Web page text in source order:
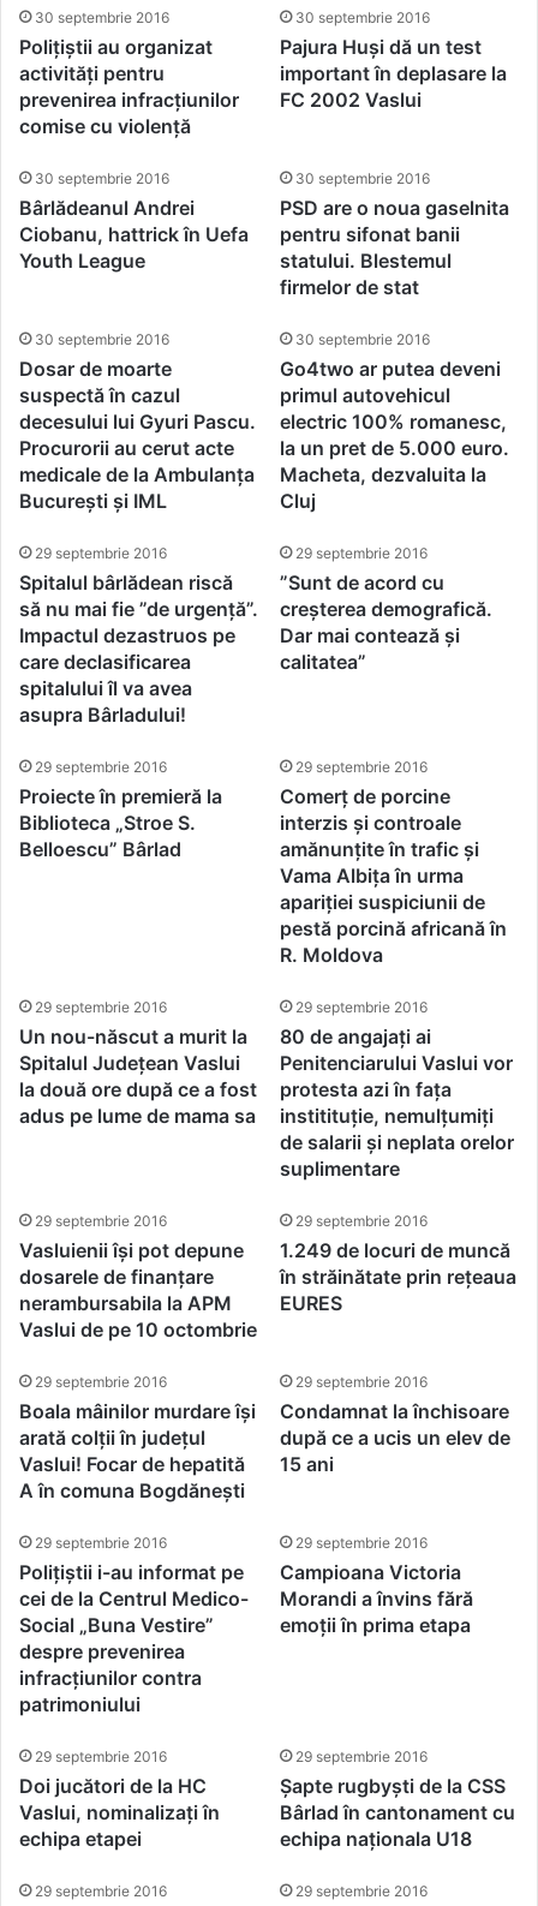
30 septembrie 2016
Polițiștii au organizat
activități pentru
prevenirea infracțiunilor
comise cu violență
30 septembrie 2016
Pajura Huși dă un test
important în deplasare la
FC 2002 Vaslui
30 septembrie 2016
Bârlădeanul Andrei
Ciobanu, hattrick în Uefa
Youth League
30 septembrie 2016
PSD are o noua gaselnita
pentru sifonat banii
statului. Blestemul
firmelor de stat
30 septembrie 2016
Dosar de moarte
suspectă în cazul
decesului lui Gyuri Pascu.
Procurorii au cerut acte
medicale de la Ambulanța
București și IML
30 septembrie 2016
Go4two ar putea deveni
primul autovehicul
electric 100% romanesc,
la un pret de 5.000 euro.
Macheta, dezvaluita la
Cluj
29 septembrie 2016
Spitalul bârlădean riscă
să nu mai fie ”de urgență”.
Impactul dezastruos pe
care declasificarea
spitalului îl va avea
asupra Bârladului!
29 septembrie 2016
”Sunt de acord cu
creșterea demografică.
Dar mai contează și
calitatea”
29 septembrie 2016
Proiecte în premieră la
Biblioteca „Stroe S.
Belloescu” Bârlad
29 septembrie 2016
Comerț de porcine
interzis și controale
amănunțite în trafic și
Vama Albița în urma
apariției suspiciunii de
pestă porcină africană în
R. Moldova
29 septembrie 2016
Un nou-născut a murit la
Spitalul Județean Vaslui
la două ore după ce a fost
adus pe lume de mama sa
29 septembrie 2016
80 de angajați ai
Penitenciarului Vaslui vor
protesta azi în fața
institituție, nemulțumiți
de salarii și neplata orelor
suplimentare
29 septembrie 2016
Vasluienii își pot depune
dosarele de finanțare
nerambursabila la APM
Vaslui de pe 10 octombrie
29 septembrie 2016
1.249 de locuri de muncă
în străinătate prin rețeaua
EURES
29 septembrie 2016
Boala mâinilor murdare își
arată colții în județul
Vaslui! Focar de hepatită
A în comuna Bogdănești
29 septembrie 2016
Condamnat la închisoare
după ce a ucis un elev de
15 ani
29 septembrie 2016
Polițiștii i-au informat pe
cei de la Centrul Medico-
Social „Buna Vestire”
despre prevenirea
infracțiunilor contra
patrimoniului
29 septembrie 2016
Campioana Victoria
Morandi a învins fără
emoții în prima etapa
29 septembrie 2016
Doi jucători de la HC
Vaslui, nominalizați în
echipa etapei
29 septembrie 2016
Șapte rugbyști de la CSS
Bârlad în cantonament cu
echipa naționala U18
29 septembrie 2016 29 septembrie 2016